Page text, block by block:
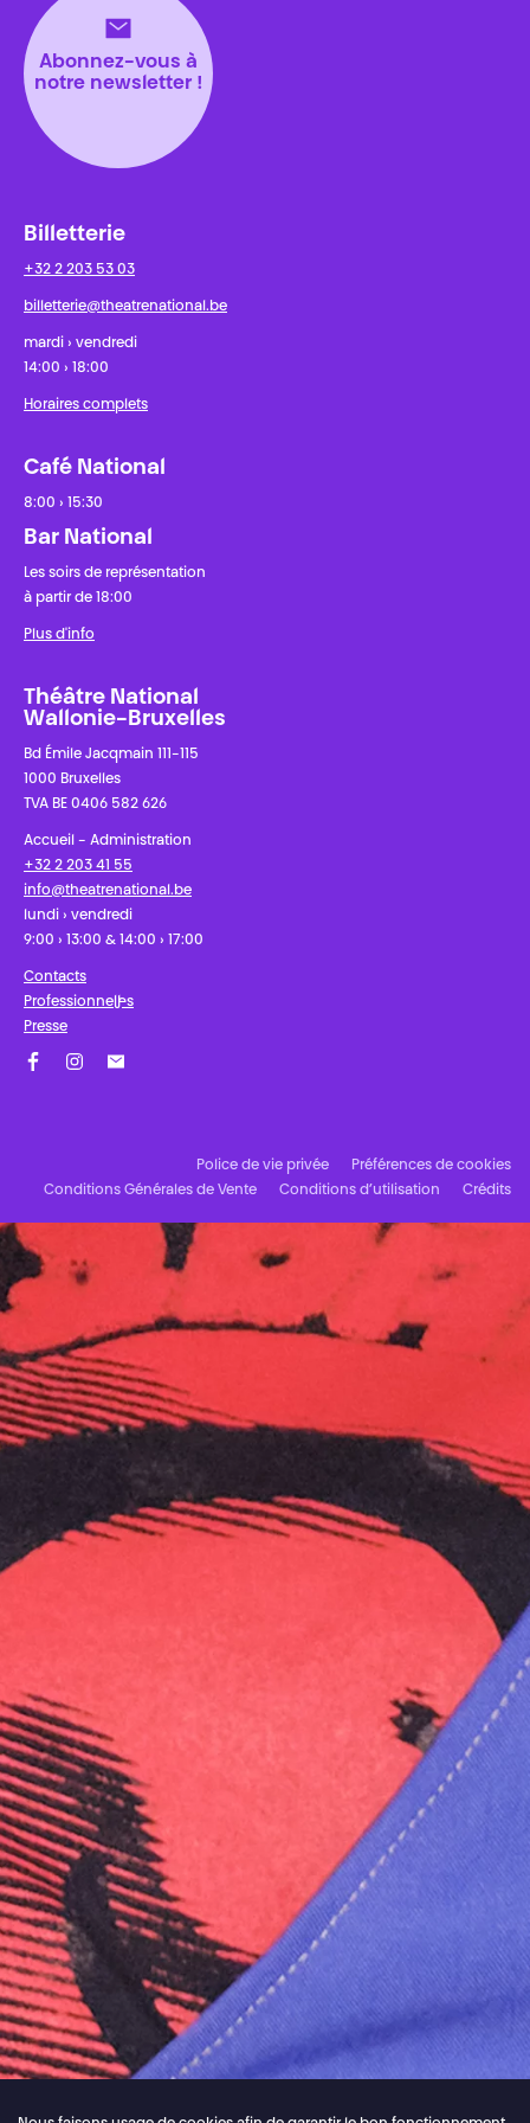
Abonnez-vous à
notre newsletter !
Billetterie
+32 2 203 53 03
billetterie@theatrenational.be
mardi › vendredi
14:00 › 18:00
Horaires complets
Café National
8:00 › 15:30
Bar National
Les soirs de représentation
à partir de 18:00
Plus d'info
Théâtre National
Wallonie-Bruxelles
Bd Émile Jacqmain 111-115
1000 Bruxelles
TVA BE 0406 582 626
Accueil - Administration
+32 2 203 41 55
info@theatrenational.be
lundi › vendredi
9:00 › 13:00 & 14:00 › 17:00
Contacts
Professionnel·les
Presse
Police de vie privée
Préférences de cookies
Conditions Générales de Vente
Conditions d’utilisation Crédits